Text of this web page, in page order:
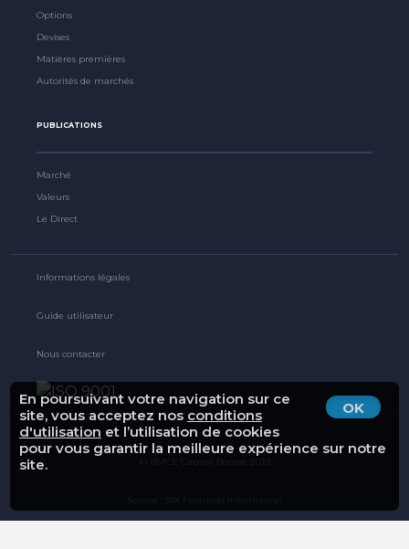
OK
En poursuivant votre navigation sur ce
site, vous acceptez nos conditions
d'utilisation et l’utilisation de cookies
pour vous garantir la meilleure expérience sur notre
site.
Options
Devises
Matières premières
Autorités de marchés
PUBLICATIONS
Marché
Valeurs
Le Direct
Informations légales
Guide utilisateur
Nous contacter